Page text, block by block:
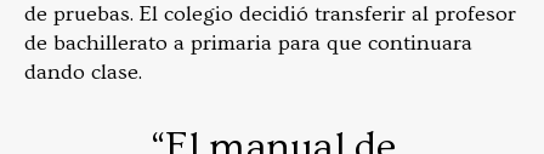
de pruebas. El colegio decidió transferir al profesor
de bachillerato a primaria para que continuara
dando clase.